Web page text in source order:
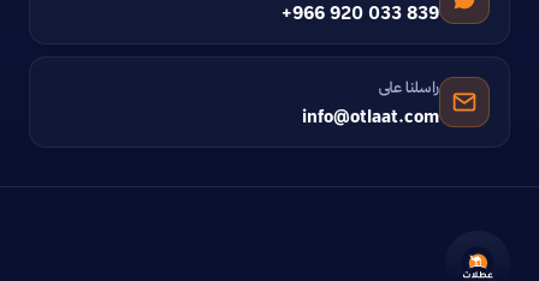
+966 920 033 839
راسلنا على
info@otlaat.com